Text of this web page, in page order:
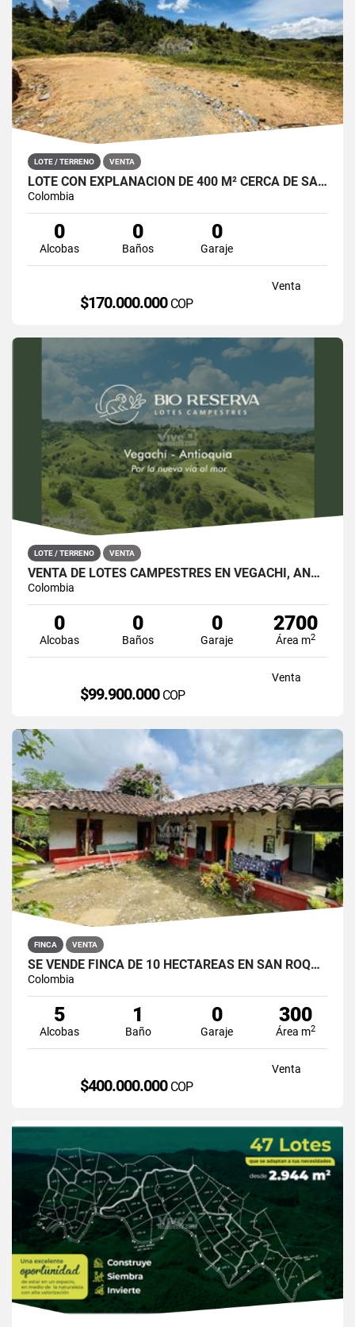
LOTE / TERRENO VENTA
LOTE CON EXPLANACIÓN DE 400 M² CERCA DE SANTO DOMINGO, ANTIOQUIA
Colombia
0
Alcobas
0
Baños
0
Garaje
Venta
$170.000.000 COP
LOTE / TERRENO VENTA
VENTA DE LOTES CAMPESTRES EN VEGACHÍ, ANTIOQUIA
Colombia
0
Alcobas
0
Baños
0
Garaje
2700
Área m2
Venta
$99.900.000 COP
FINCA VENTA
SE VENDE FINCA DE 10 HECTÁREAS EN SAN ROQUE, ANTIOQUIA
Colombia
5
Alcobas
1
Baño
0
Garaje
300
Área m2
Venta
$400.000.000 COP